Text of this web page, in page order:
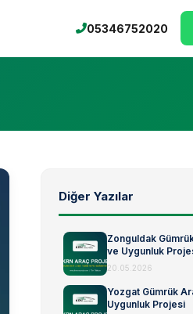
05346752020
Diğer Yazılar
Zonguldak
ve Uygunluk
20.05.2026
Yozgat Gümrük
Uygunluk Projesi